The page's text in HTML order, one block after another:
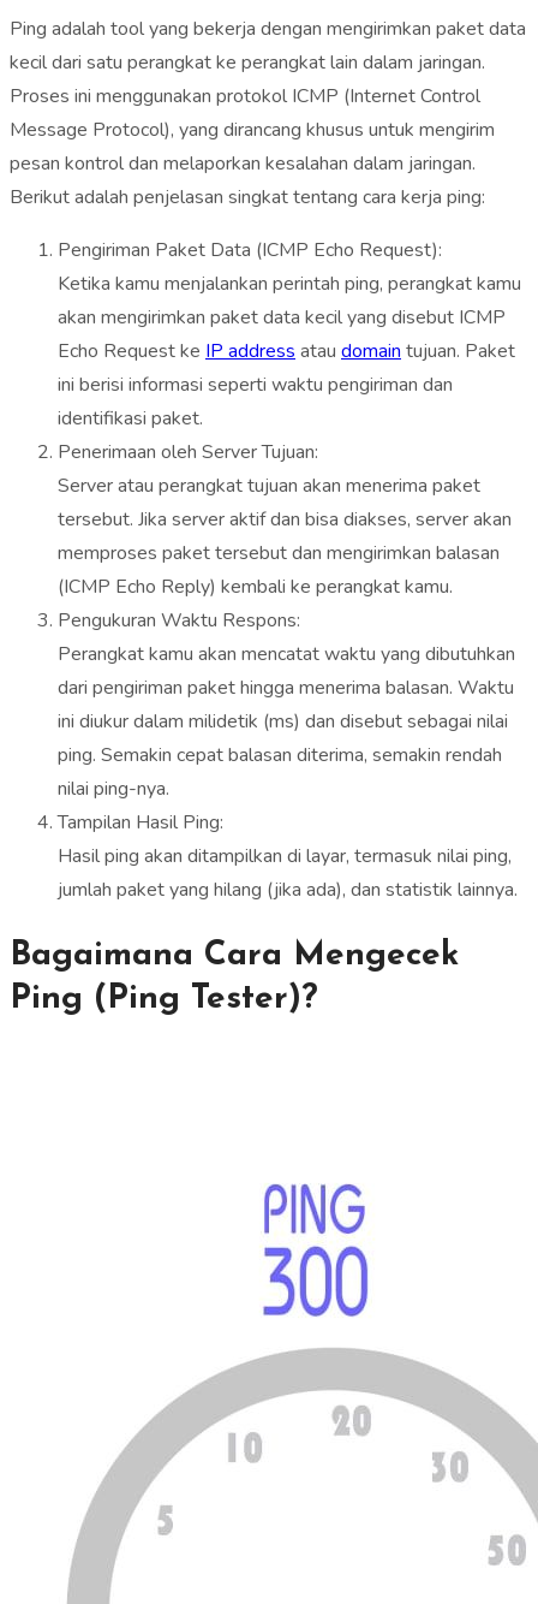
Ping adalah tool yang bekerja dengan mengirimkan paket data
kecil dari satu perangkat ke perangkat lain dalam jaringan.
Proses ini menggunakan protokol ICMP (Internet Control
Message Protocol), yang dirancang khusus untuk mengirim
pesan kontrol dan melaporkan kesalahan dalam jaringan.
Berikut adalah penjelasan singkat tentang cara kerja ping:
Pengiriman Paket Data (ICMP Echo Request):
Ketika kamu menjalankan perintah ping, perangkat kamu
akan mengirimkan paket data kecil yang disebut ICMP
Echo Request ke IP address atau domain tujuan. Paket
ini berisi informasi seperti waktu pengiriman dan
identifikasi paket.
Penerimaan oleh Server Tujuan:
Server atau perangkat tujuan akan menerima paket
tersebut. Jika server aktif dan bisa diakses, server akan
memproses paket tersebut dan mengirimkan balasan
(ICMP Echo Reply) kembali ke perangkat kamu.
Pengukuran Waktu Respons:
Perangkat kamu akan mencatat waktu yang dibutuhkan
dari pengiriman paket hingga menerima balasan. Waktu
ini diukur dalam milidetik (ms) dan disebut sebagai nilai
ping. Semakin cepat balasan diterima, semakin rendah
nilai ping-nya.
Tampilan Hasil Ping:
Hasil ping akan ditampilkan di layar, termasuk nilai ping,
jumlah paket yang hilang (jika ada), dan statistik lainnya.
Bagaimana Cara Mengecek
Ping (Ping Tester)?